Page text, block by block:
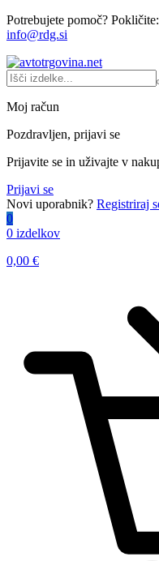
Potrebujete pomoč? Pokličite:
info@rdg.si
Moj račun
Pozdravljen, prijavi se
Prijavite se in uživajte v
Prijavi se
Novi uporabnik? Registriraj
0
0 izdelkov
0,00 €